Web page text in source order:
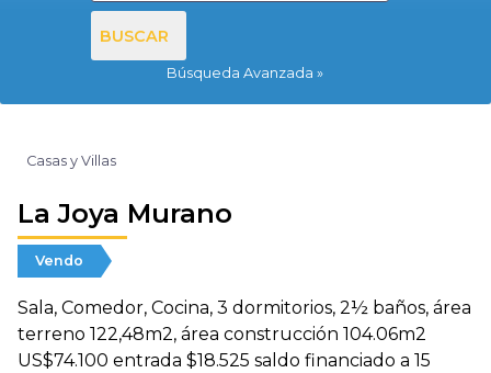
BUSCAR
Búsqueda Avanzada
Casas y Villas
La Joya Murano
Vendo
Sala, Comedor, Cocina, 3 dormitorios, 2½ baños, área
terreno 122,48m2, área construcción 104.06m2
US$74.100 entrada $18.525 saldo financiado a 15